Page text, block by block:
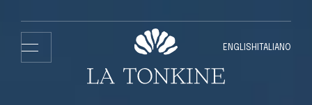
ENGLISH ITALIANO